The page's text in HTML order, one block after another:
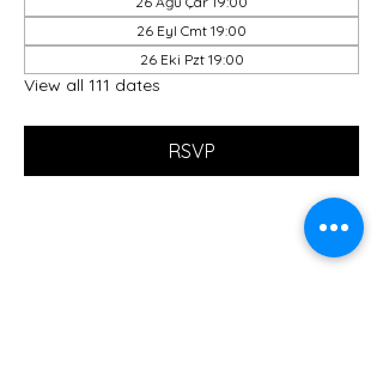
26 Eyl Cmt 19:00
26 Eki Pzt 19:00
View all 111 dates
RSVP